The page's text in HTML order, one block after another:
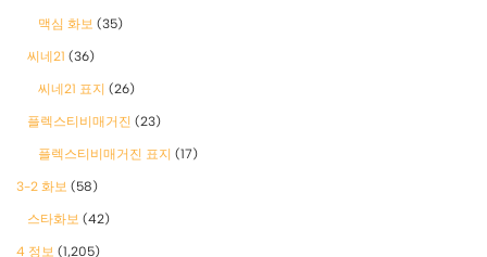
맥심 화보 (35)
씨네21 (36)
씨네21 표지 (26)
플렉스티비매거진 (23)
플렉스티비매거진 표지 (17)
3-2 화보 (58)
스타화보 (42)
4 정보 (1,205)